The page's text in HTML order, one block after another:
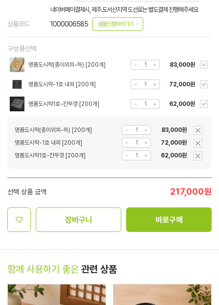
네이버페이결제시, 제주.도서산지역 도선료는 별도결제 진행해주세요
상품코드 1000006585 샘플신청하러가기
구성품선택
명품도시락(종이외피-하) [200개] 83,000원
명품도시락-1호 내피 [200개] 72,000원
명품도시락1호-칸뚜껑 [200개] 62,000원
명품도시락(종이외피-하) [200개]
83,000원
명품도시락-1호 내피 [200개]
72,000원
명품도시락1호-칸뚜껑 [200개]
62,000원
선택 상품 금액 217,000원
장바구니 바로구매
함께 사용하기 좋은 관련 상품